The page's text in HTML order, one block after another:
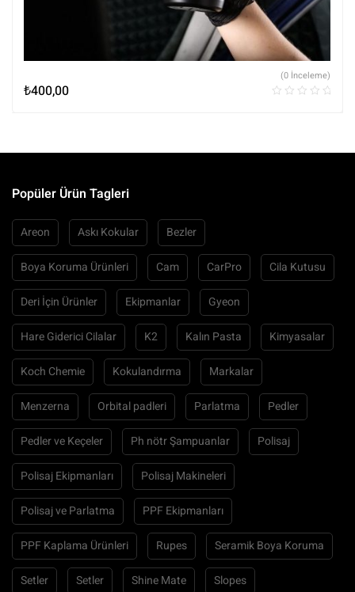
₺400,00
(0 İnceleme)
Popüler Ürün Tagleri
Areon Askı Kokular Bezler
Boya Koruma Ürünleri Cam CarPro Cila Kutusu
Deri İçin Ürünler Ekipmanlar Gyeon
Hare Giderici Cilalar K2 Kalın Pasta Kimyasalar
Koch Chemie Kokulandırma Markalar
Menzerna Orbital padleri Parlatma Pedler
Pedler ve Keçeler Ph nötr Şampuanlar Polisaj
Polisaj Ekipmanları Polisaj Makineleri
Polisaj ve Parlatma PPF Ekipmanları
PPF Kaplama Ürünleri Rupes Seramik Boya Koruma
Setler Setler Shine Mate Slopes